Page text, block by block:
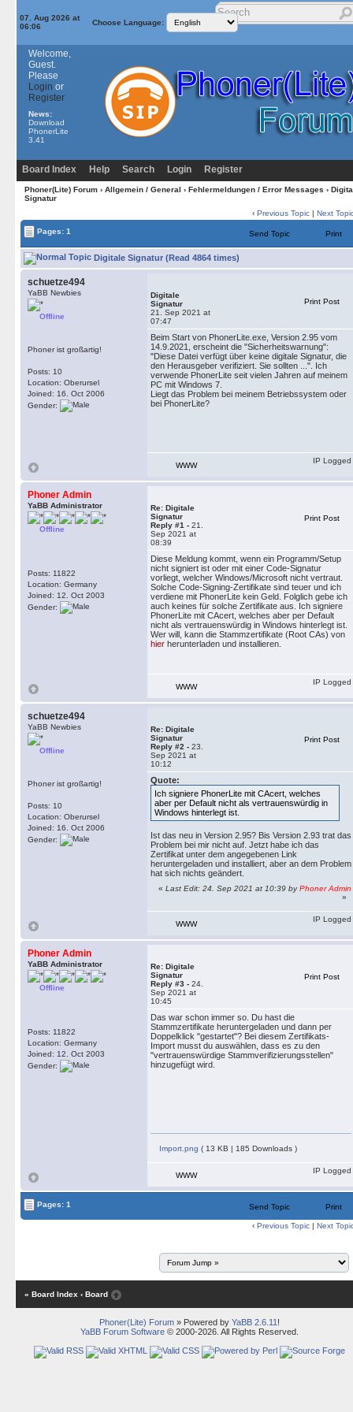
07. Aug 2026 at
06:06
Choose Language:
Welcome,
Guest.
Please
Login or
Register
News:
Download
PhonerLite
3.41
Board Index Help Search Login Register
Phoner(Lite) Forum› Allgemein / General › Fehlermeldungen / Error Messages ›
Signatur
‹ Previous Topic | Next
Pages: 1 Send Topic Print
Digitale Signatur (Read 4864 times)
schuetze494
YaBB Newbies
Offline
Phoner ist großartig!
Posts: 10
Location: Oberursel
Joined: 16. Oct 2006
Gender:
Digitale
Signatur
21. Sep 2021 at
07:47
Print Post
Beim Start von PhonerLite.exe, Version 2.95 vom
14.9.2021, erscheint die "Sicherheitswarnung":
"Diese Datei verfügt über keine digitale Signatur, die
den Herausgeber verifiziert. Sie sollten ...". Ich
verwende PhonerLite seit vielen Jahren auf meinem
PC mit Windows 7.
Liegt das Problem bei meinem Betriebssystem oder
bei PhonerLite?
WWW
IP Logged
Phoner Admin
YaBB Administrator
Offline
Posts: 11822
Location: Germany
Joined: 12. Oct 2003
Gender:
Re: Digitale
Signatur
Reply #1 - 21.
Sep 2021 at
08:39
Print Post
Diese Meldung kommt, wenn ein Programm/Setup
nicht signiert ist oder mit einer Code-Signatur
vorliegt, welcher Windows/Microsoft nicht vertraut.
Solche Code-Signing-Zertifikate sind teuer und ich
verdiene mit PhonerLite kein Geld. Folglich gebe ich
auch keines für solche Zertifikate aus. Ich signiere
PhonerLite mit CAcert, welches aber per Default
nicht als vertrauenswürdig in Windows hinterlegt ist.
Wer will, kann die Stammzertifikate (Root CAs) von
hier herunterladen und installieren.
WWW
IP Logged
schuetze494
YaBB Newbies
Offline
Phoner ist großartig!
Posts: 10
Location: Oberursel
Joined: 16. Oct 2006
Gender:
Re: Digitale
Signatur
Reply #2 - 23.
Sep 2021 at
10:12
Print Post
Quote:
Ich signiere PhonerLite mit CAcert, welches
aber per Default nicht als vertrauenswürdig in
Windows hinterlegt ist.
Ist das neu in Version 2.95? Bis Version 2.93 trat das
Problem bei mir nicht auf. Jetzt habe ich das
Zertifikat unter dem angegebenen Link
heruntergeladen und installiert, aber an dem Problem
hat sich nichts geändert.
«Last Edit: 24. Sep 2021 at 10:39 byPhoner Admin
»
WWW
IP Logged
Phoner Admin
YaBB Administrator
Offline
Posts: 11822
Location: Germany
Joined: 12. Oct 2003
Gender:
Re: Digitale
Signatur
Reply #3 - 24.
Sep 2021 at
10:45
Print Post
Das war schon immer so. Du hast die
Stammzertifikate heruntergeladen und dann per
Doppelklick "gestartet"? Bei diesem Zertifikats-
Import musst du auswählen, dass es zu den
"vertrauenswürdige Stammverifizierungsstellen"
hinzugefügt wird.
Import.png ( 13 KB | 185 Downloads )
WWW
IP Logged
Pages: 1 Send Topic Print
‹ Previous Topic | Next
« Board Index ‹ Board
Phoner(Lite) Forum» Powered by YaBB 2.6.11 !
YaBB Forum Software© 2000-2026. All Rights Reserved.